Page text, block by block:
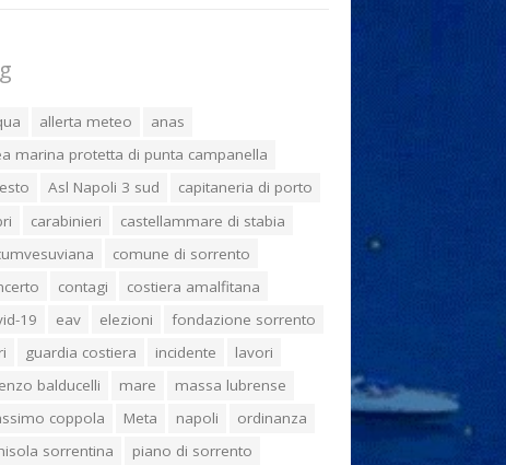
allerta meteo
anas
marina protetta di punta campanella
Asl Napoli 3 sud
capitaneria di porto
carabinieri
castellammare di stabia
comune di sorrento
contagi
costiera amalfitana
19
eav elezioni
fondazione sorrento
guardia costiera incidente
lavori
balducelli
mare
massa lubrense
coppola
Meta napoli
ordinanza
sorrentina
piano di sorrento